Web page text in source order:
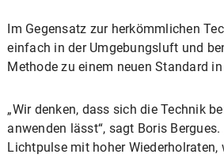
Im Gegensatz zur herkömmlichen
einfach in der Umgebungsluft und
Methode zu einem neuen Standard
„Wir denken, dass sich die Technik
anwenden lässt“, sagt Boris
Lichtpulse mit hoher